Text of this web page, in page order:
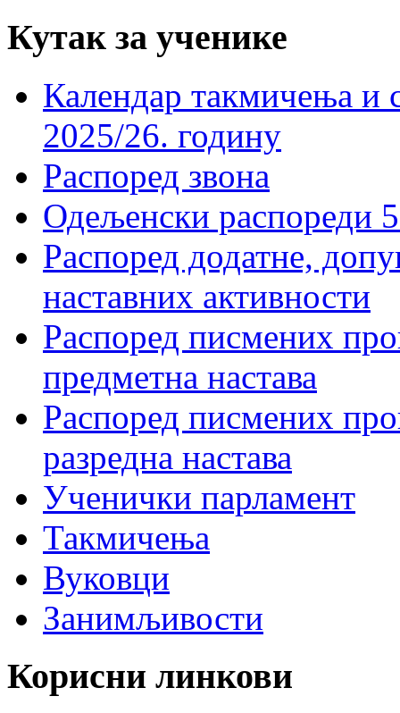
Кутак за ученике
Календар такмичења
2025/26. годину
Распоред звона
Одељенски распореди
Распоред додатне,
наставних активности
Распоред писмених
предметна настава
Распоред писмених
разредна настава
Ученички парламент
Такмичења
Вуковци
Занимљивости
Корисни линкови